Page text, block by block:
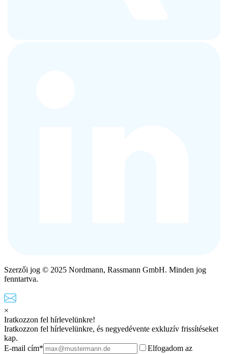
Szerzői jog © 2025 Nordmann, Rassmann GmbH. Minden jog
fenntartva.
×
Iratkozzon fel hírlevelünkre!
Iratkozzon fel hírlevelünkre, és negyedévente exkluzív frissítéseket
kap.
E-mail cím*
Elfogadom az